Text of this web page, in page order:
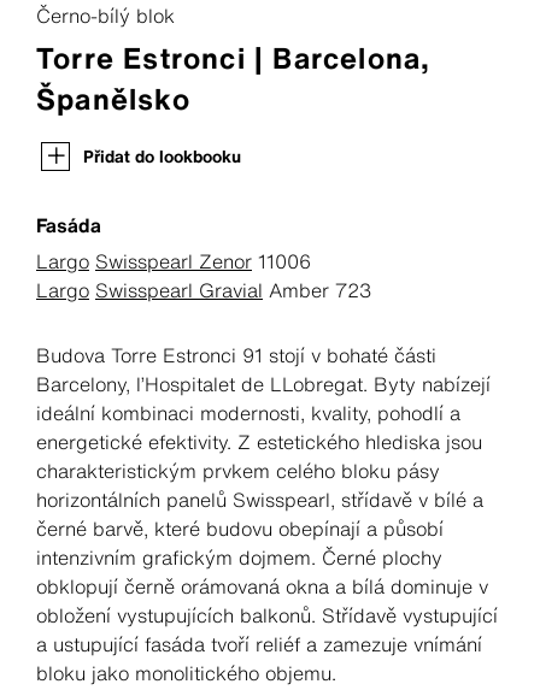
Černo-bílý blok
Torre Estronci | Barcelona,
Španělsko
Přidat do lookbooku
Fasáda
Largo Swisspearl Zenor 11006
Largo Swisspearl Gravial Amber 723
Budova Torre Estronci 91 stojí v bohaté části
Barcelony, l’Hospitalet de LLobregat. Byty nabízejí
ideální kombinaci modernosti, kvality, pohodlí a
energetické efektivity. Z estetického hlediska jsou
charakteristickým prvkem celého bloku pásy
horizontálních panelů Swisspearl, střídavě v bílé a
černé barvě, které budovu obepínají a působí
intenzivním grafickým dojmem. Černé plochy
obklopují černě orámovaná okna a bílá dominuje v
obložení vystupujících balkonů. Střídavě vystupující
a ustupující fasáda tvoří reliéf a zamezuje vnímání
bloku jako monolitického objemu.